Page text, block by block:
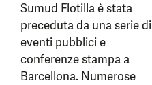
Sumud Flotilla è stata
preceduta da una serie di
eventi pubblici e
conferenze stampa a
Barcellona. Numerose